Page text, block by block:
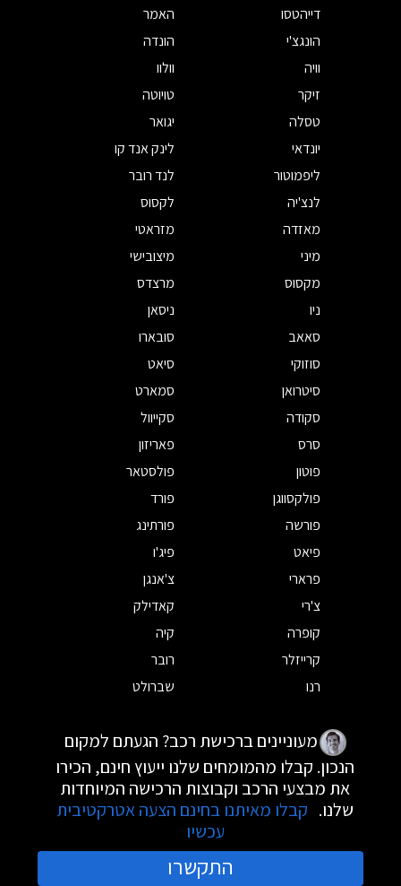
דייהטסו
האמר
הונגצ'י
הונדה
וויה
וולוו
זיקר
טויוטה
טסלה
יגואר
יונדאי
לינק אנד קו
ליפמוטור
לנד רובר
לנצ'יה
לקסוס
מאזדה
מזראטי
מיני
מיצובישי
מקסוס
מרצדס
ניו
ניסאן
סאאב
סובארו
סוזוקי
סיאט
סיטרואן
סמארט
סקודה
סקייוול
סרס
פאריזון
פוטון
פולסטאר
פולקסווגן
פורד
פורשה
פורתינג
פיאט
פיג'ו
פרארי
צ'אנגן
צ'רי
קאדילק
קופרה
קיה
קרייזלר
רובר
רנו
שברולט
מעוניינים ברכישת רכב? הגעתם למקום
הנכון. קבלו מהמומחים שלנו ייעוץ חינם, הכירו
את מבצעי הרכב וקבוצות הרכישה המיוחדות
שלנו. קבלו מאיתנו בחינם הצעה אטרקטיבית
עכשיו
התקשרו